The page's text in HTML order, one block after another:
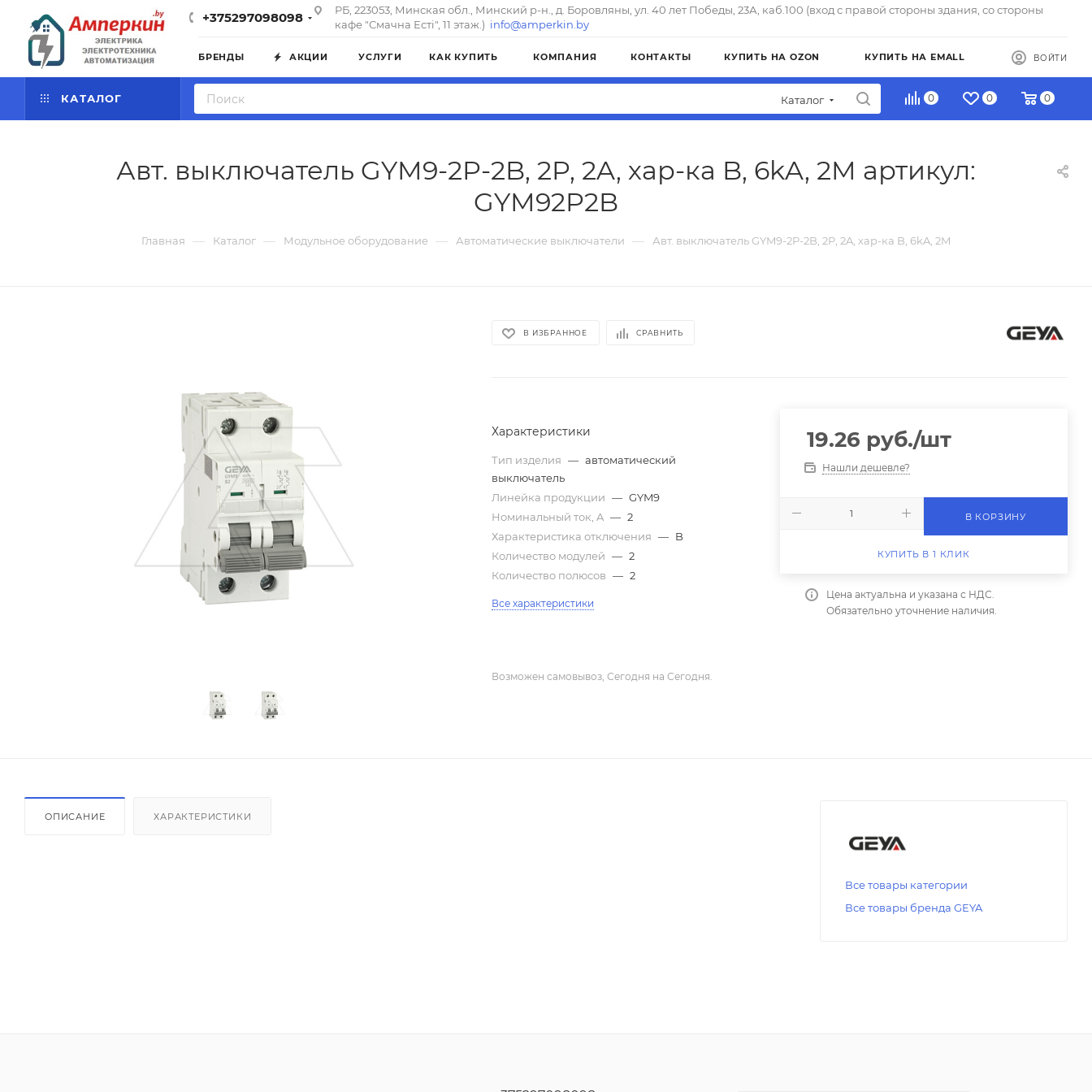
+375297098098
РБ, 223053, Минская обл., Минский р-н., д. Боровляны, ул. 40 лет Победы, 23А, каб.100 (вход с правой стороны здания, со стороны
кафе "Смачна Естi", 11 этаж.) info@amperkin.by
БРЕНДЫ АКЦИИ УСЛУГИ КАК КУПИТЬ КОМПАНИЯ КОНТАКТЫ КУПИТЬ НА OZON КУПИТЬ НА EMALL ВОЙТИ
КАТАЛОГ Каталог 0 0 0
Авт. выключатель GYM9-2P-2B, 2P, 2A, хар-ка B, 6kA, 2M артикул:
GYM92P2B
Главная — Каталог — Модульное оборудование — Автоматические выключатели — Авт. выключатель GYM9-2P-2B, 2P, 2A, хар-ка B, 6kA, 2M
В ИЗБРАННОЕ СРАВНИТЬ
Характеристики
Тип изделия — автоматический
выключатель
Линейка продукции — GYM9
Номинальный ток, A — 2
Характеристика отключения — B
Количество модулей — 2
Количество полюсов — 2
Все характеристики
19.26 руб./шт
Нашли дешевле?
В КОРЗИНУ
КУПИТЬ В 1 КЛИК
Цена актуальна и указана с НДС.
Обязательно уточнение наличия.
Возможен самовывоз, Сегодня на Сегодня.
ОПИСАНИЕ ХАРАКТЕРИСТИКИ
Все товары категории
Все товары бренда GEYA